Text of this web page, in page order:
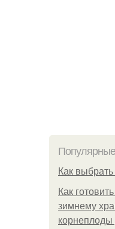
Как
Как
зимнему